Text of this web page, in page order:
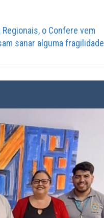
o Confere vem
sanar alguma fragilidade